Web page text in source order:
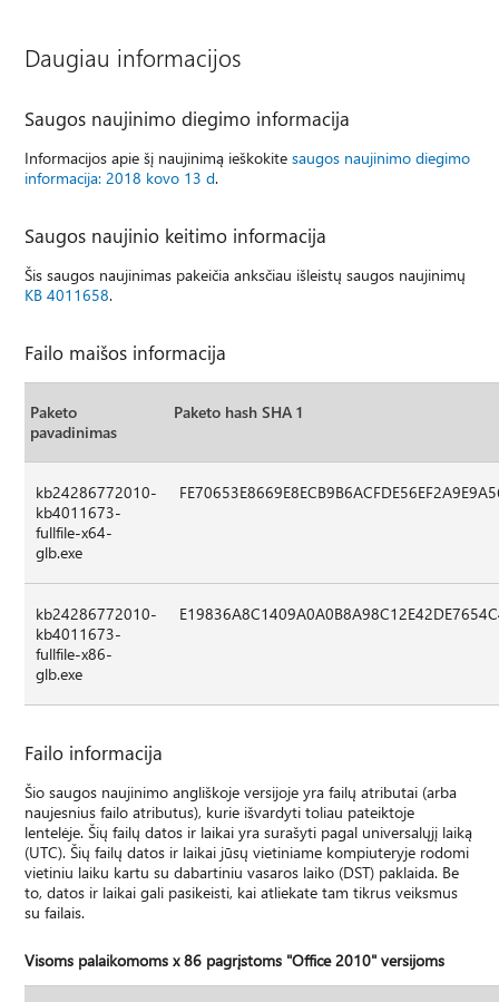
Daugiau informacijos
Saugos naujinimo diegimo informacija
Informacijos apie šį naujinimą ieškokitesaugos naujinimo diegimo
informacija: 2018 kovo 13 d.
Saugos naujinio keitimo informacija
Šis saugos naujinimas pakeičia anksčiau išleistų saugos naujinimų
KB 4011658.
Failo maišos informacija
Paketo
pavadinimas
Paketo hash SHA 1
kb24286772010-
kb4011673-
fullfile-x64-
glb.exe
kb24286772010-
kb4011673-
fullfile-x86-
glb.exe
Failo informacija
Šio saugos naujinimo angliškoje versijoje yra failų atributai (arba
naujesnius failo atributus), kurie išvardyti toliau pateiktoje
lentelėje. Šių failų datos ir laikai yra surašyti pagal universalųjį laiką
(UTC). Šių failų datos ir laikai jūsų vietiniame kompiuteryje rodomi
vietiniu laiku kartu su dabartiniu vasaros laiko (DST) paklaida. Be
to, datos ir laikai gali pasikeisti, kai atliekate tam tikrus veiksmus
su failais.
Visoms palaikomoms x 86 pagrįstoms "Office 2010" versijoms